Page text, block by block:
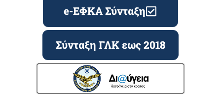
e-ΕΦΚΑ Σύνταξη
Σύνταξη ΓΛΚ εως 2018